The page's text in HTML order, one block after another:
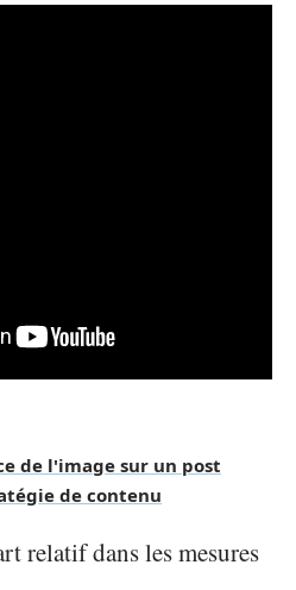
de l'image sur un post
de contenu
relatif dans les mesures